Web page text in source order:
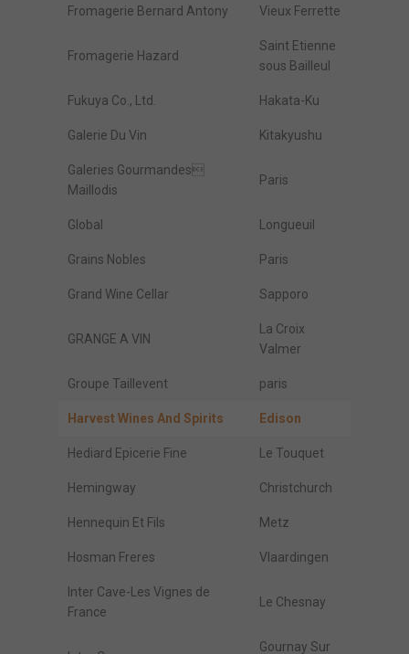
Fromagerie Bernard Antony Vieux Ferrette
Fromagerie Hazard
Saint Etienne
sous Bailleul
Fukuya Co., Ltd. Hakata-Ku
Galerie Du Vin Kitakyushu
Galeries Gourmandes
Maillodis
Paris
Global Longueuil
Grains Nobles Paris
Grand Wine Cellar Sapporo
GRANGE A VIN
La Croix
Valmer
Groupe Taillevent paris
Harvest Wines And Spirits Edison
Hediard Epicerie Fine Le Touquet
Hemingway Christchurch
Hennequin Et Fils Metz
Hosman Freres Vlaardingen
Inter Cave-Les Vignes de
France
Le Chesnay
Gournay Sur